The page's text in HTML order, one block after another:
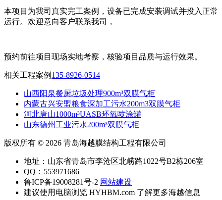
本项目为我司真实完工案例，设备已完成安装调试并投入正常
运行。欢迎意向客户联系我司，
预约前往项目现场实地考察，核验项目品质与运行效果。
相关工程案例 135-8926-0514
山西阳泉餐厨垃圾处理900m³双膜气柜
内蒙古兴安盟粮食深加工污水200m3双膜气柜
河北唐山1000m³UASB环氧喷涂罐
山东德州工业污水200m³双膜气柜
版权所有 © 2026 青岛海越膜结构工程有限公司
地址：山东省青岛市李沧区北崂路1022号B2栋206室
QQ：553971686
鲁ICP备19008281号-2 网站建设
建议使用电脑浏览 HYHBM.com 了解更多海越信息